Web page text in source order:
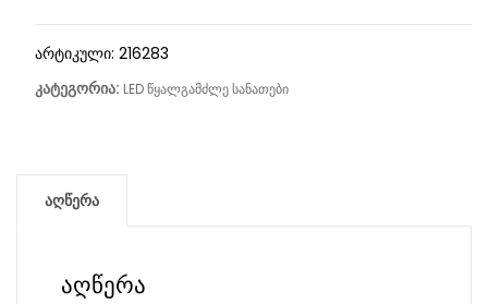
არტიკული: 216283
კატეგორია: LED წყალგამძლე სანათები
აღწერა
აღწერა